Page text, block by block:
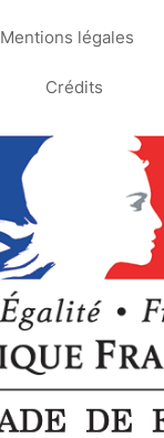
Mentions légales
Crédits